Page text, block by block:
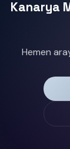
Kanarya
Hemen